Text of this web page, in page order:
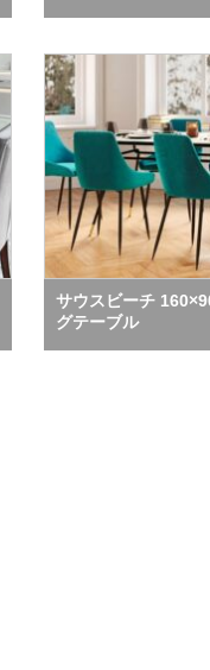
サウスビーチ
グテーブル